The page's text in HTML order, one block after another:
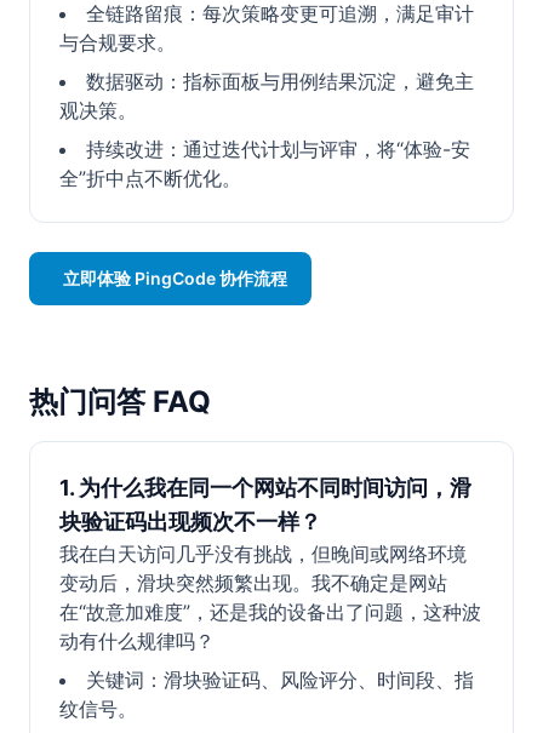
全链路留痕：每次策略变更可追溯，满足审计
与合规要求。
数据驱动：指标面板与用例结果沉淀，避免主
观决策。
持续改进：通过迭代计划与评审，将“体验-安
全”折中点不断优化。
立即体验 PingCode 协作流程
热门问答 FAQ
1. 为什么我在同一个网站不同时间访问，滑
块验证码出现频次不一样？
我在白天访问几乎没有挑战，但晚间或网络环境
变动后，滑块突然频繁出现。我不确定是网站
在“故意加难度”，还是我的设备出了问题，这种波
动有什么规律吗？
关键词：滑块验证码、风险评分、时间段、指
纹信号。